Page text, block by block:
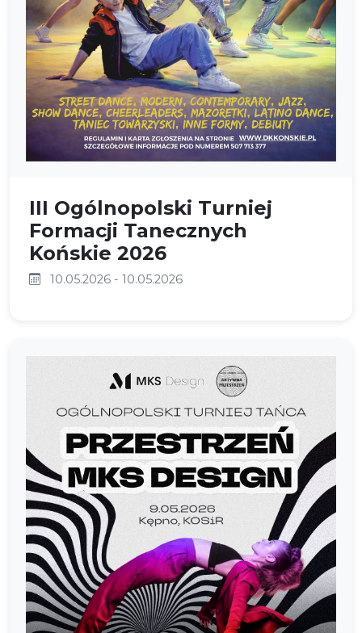
III Ogólnopolski Turniej
Formacji Tanecznych
Końskie 2026
10.05.2026 - 10.05.2026